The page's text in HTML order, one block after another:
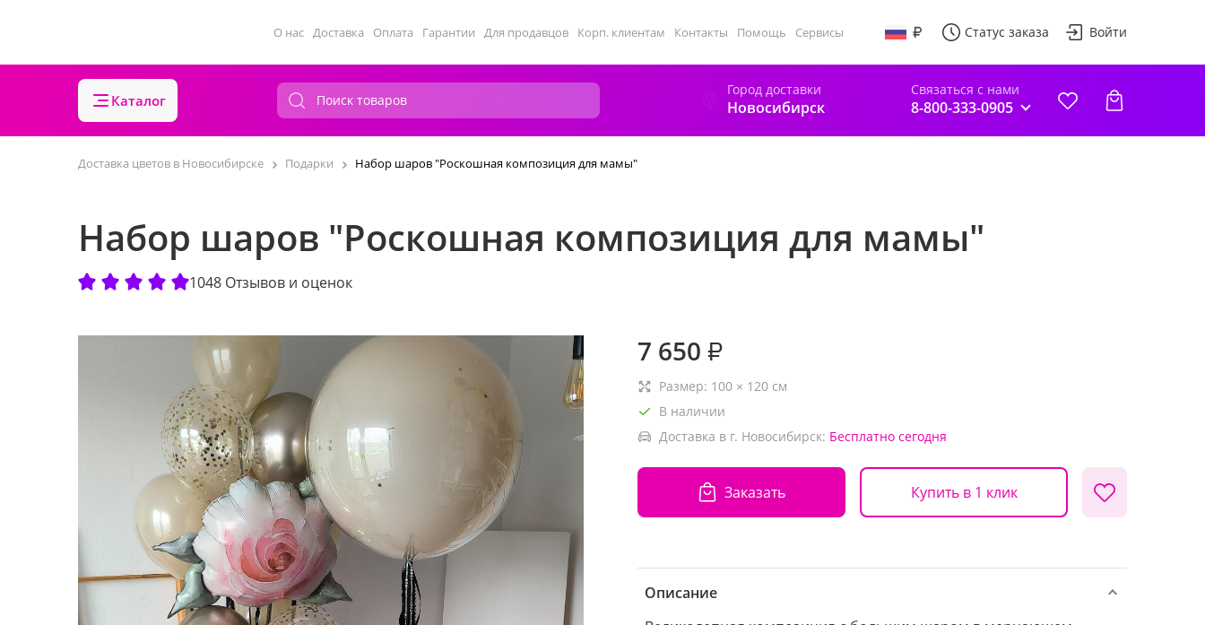
О нас Доставка Оплата Гарантии Для продавцов Корп. клиентам Контакты Помощь Сервисы Статус заказа Войти
Каталог
Город доставки
Новосибирск
Связаться с нами
8-800-333-0905
Доставка цветов в Новосибирске Подарки Набор шаров "Роскошная композиция для мамы"
Набор шаров "Роскошная композиция для мамы"
1048 Отзывов и оценок
7 650 ₽
Размер: 100 × 120 см
В наличии
Доставка в г. Новосибирск: Бесплатно сегодня
Заказать Купить в 1 клик
Описание